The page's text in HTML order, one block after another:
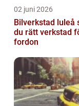
02 juni 2026
Bilverkstad luleå så hittar
du rätt verkstad
fordon